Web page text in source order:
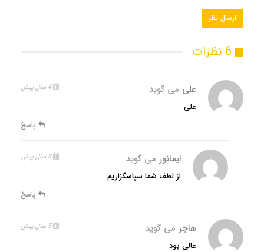
6 نظرات
علی می گوید 4 سال پیش
علی
پاسخ
ایمانور می گوید 3 سال پیش
از لطف شما سپاسگزاریم
پاسخ
هاجر می گوید 5 سال پیش
عالی بود